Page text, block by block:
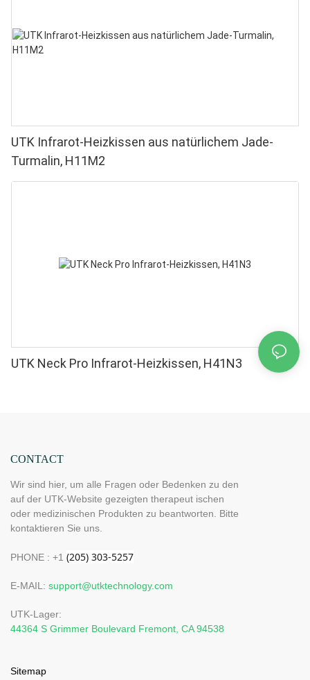
UTK Infrarot-Heizkissen aus natürlichem Jade-
Turmalin, H11M2
UTK Neck Pro Infrarot-Heizkissen, H41N3
CONTACT
Wir sind hier, um alle Fragen oder Bedenken zu den
auf der UTK-Website gezeigten therapeut ischen
oder medizinischen Produkten zu beantworten. Bitte
kontaktieren Sie uns.
PHONE : +1
E-MAIL: support@utktechnology.com
UTK-Lager:
44364 S Grimmer Boulevard Fremont, CA 94538
Sitemap